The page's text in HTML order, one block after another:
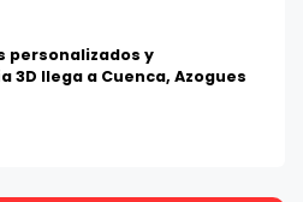
personalizados y
3D llega a Cuenca, Azogues